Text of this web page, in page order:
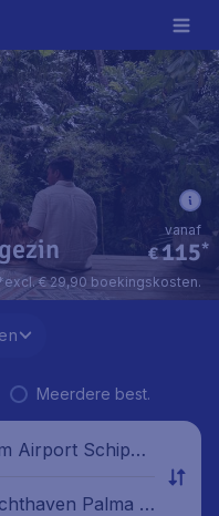
€115*
vanaf
€ 29,90 boekingskosten.
Meerdere best.
Airport Schipho
Palma d